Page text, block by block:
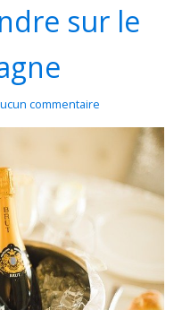
sur le
commentaire